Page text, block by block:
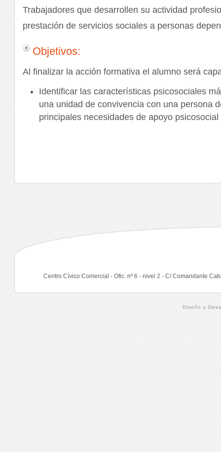
Trabajadores que desarrollen su actividad
prestación de servicios sociales a personas
Objetivos:
Al finalizar la acción formativa el alumno será
Identificar las características psicosociales
una unidad de convivencia con una persona
principales necesidades de apoyo
Centro Cívico Comercial - Ofic. nº 6 - nivel 2 - C/ Comandante
Diseño y